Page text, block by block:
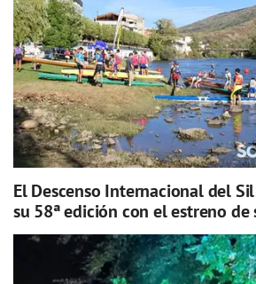
El Descenso Internacional del
su 58ª edición con el estreno